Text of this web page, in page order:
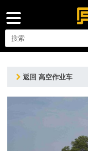
Search
for:
返回 高空作业车